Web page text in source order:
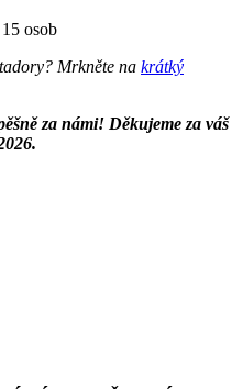
osob
Mrkněte na krátký
za námi! Děkujeme za váš